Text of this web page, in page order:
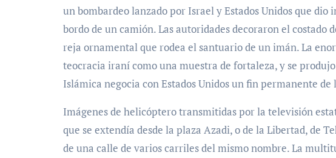
un bombardeo lanzado por Israel y Estados Unidos que
bordo de un camión. Las autoridades decoraron el costado
reja ornamental que rodea el santuario de un imán. La
teocracia iraní como una muestra de fortaleza, y se
Islámica negocia con Estados Unidos un fin permanente de
Imágenes de helicóptero transmitidas por la televisión
que se extendía desde la plaza Azadi, o de la Libertad, de
de una calle de varios carriles del mismo nombre. La